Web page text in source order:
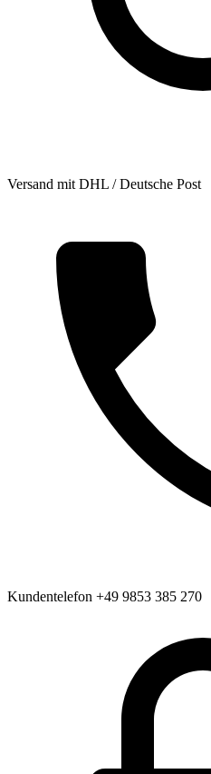
Versand mit DHL / Deutsche Post
Kundentelefon +49 9853 385 270